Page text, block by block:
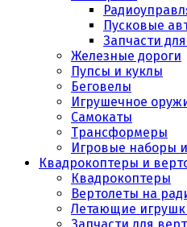
Пусковые
Запчасти
Железные дороги
Пупсы и куклы
Беговелы
Игрушечное
Самокаты
Трансформеры
Игровые наборы
Квадрокоптеры и
Квадрокоптеры
Вертолеты на
Летающие